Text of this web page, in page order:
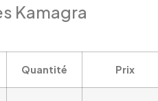
Kamagra
Quantité Prix